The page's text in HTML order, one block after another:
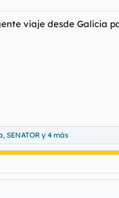
viaje desde Galicia
, SENATOR y 4 más